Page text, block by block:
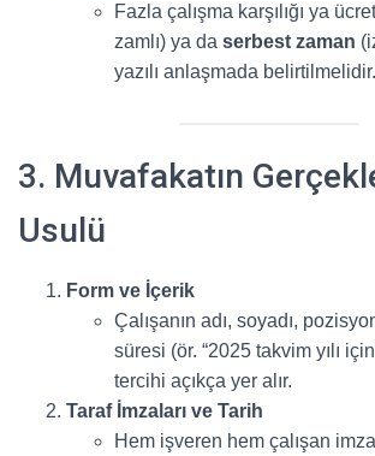
Fazla çalışma karşılığı ya
zamlı) ya da serbest zaman
yazılı anlaşmada belirtilmelidir.
3. Muvafakatın
Usulü
Form ve İçerik
Çalışanın adı, soyadı,
süresi (ör. “2025 takvim yılı
tercihi açıkça yer alır.
Taraf İmzaları ve Tarih
Hem işveren hem çalışan